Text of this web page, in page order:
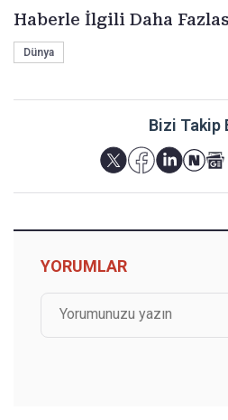
Haberle İlgili Daha
Dünya
Bizi Takip
YORUMLAR